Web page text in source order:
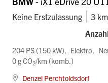
Keine Erstzulassung 3 km
204 PS (150 kW) Elektro
0 g CO2/km (komb.)
Denzel Perchtoldsdorf